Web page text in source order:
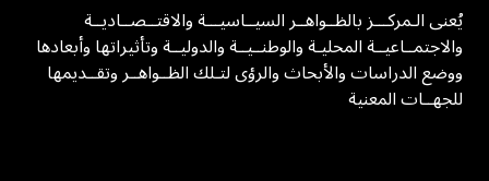
يُعنى الـمركـــز بالظــواهــر السيــاسيـــة والاقتــصــاديــة
والاجتمــاعيــة المحليـة والوطنــيــة والدوليــة وتأثيراتها وأبعادها
ووضع الدراسات والأبحاث والرؤى لتـلك الظــواهــر وتقــديمها
للجهــات المعنية